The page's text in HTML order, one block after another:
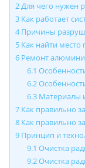
2Для чего нужен
3 Как работает
4Причины
5 Как найти место
6 Ремонт
6.1
6.2
6.3Материалы
7 Как правильно
8 Как правильно
9 Принцип и
9.1 Очистка
9.2Очистка